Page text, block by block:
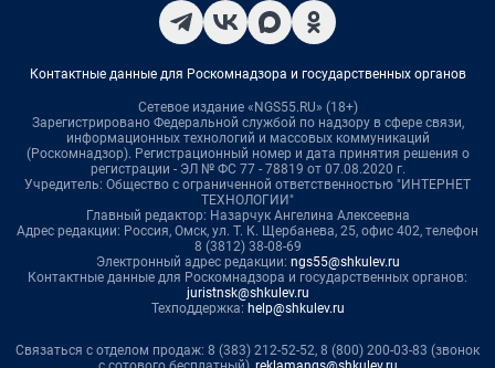
Контактные данные для Роскомнадзора и государственных органов
Сетевое издание «NGS55.RU» (18+)
Зарегистрировано Федеральной службой по надзору в сфере связи,
информационных технологий и массовых коммуникаций
(Роскомнадзор). Регистрационный номер и дата принятия решения о
регистрации - ЭЛ № ФС 77 - 78819 от 07.08.2020 г.
Учредитель: Общество с ограниченной ответственностью "ИНТЕРНЕТ
ТЕХНОЛОГИИ"
Главный редактор: Назарчук Ангелина Алексеевна
Адрес редакции: Россия, Омск, ул. Т. К. Щербанева, 25, офис 402, телефон
8 (3812) 38-08-69
Электронный адрес редакции: ngs55@shkulev.ru
Контактные данные для Роскомнадзора и государственных органов:
juristnsk@shkulev.ru
Техподдержка: help@shkulev.ru
Связаться с отделом продаж: 8 (383) 212-52-52, 8 (800) 200-03-83 (звонок